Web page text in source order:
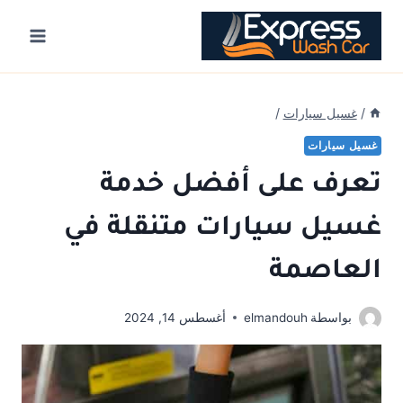
Skip
content
/ غسيل سيارات /
غسيل سيارات
تعرف على أفضل خدمة
غسيل سيارات متنقلة في
العاصمة
بواسطة elmandouh أغسطس 14, 2024